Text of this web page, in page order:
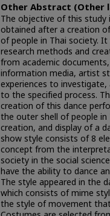
Other Abstract (Other
The objective of this
obtained after a creation
of people in Thai society.
research methods and
from academic
information media, artist
experiences to investigate,
to the specified process.
creation of this dance
the outer shell of people
creation, and display of a
show style consists of 8
concept from the
society in the social
have the ability to dance
The style appeared in the
which consists of mime
the style of movement